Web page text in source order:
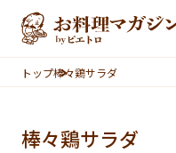
本文へスキップ
トップ棒々鶏サラダ
棒々鶏サラダ